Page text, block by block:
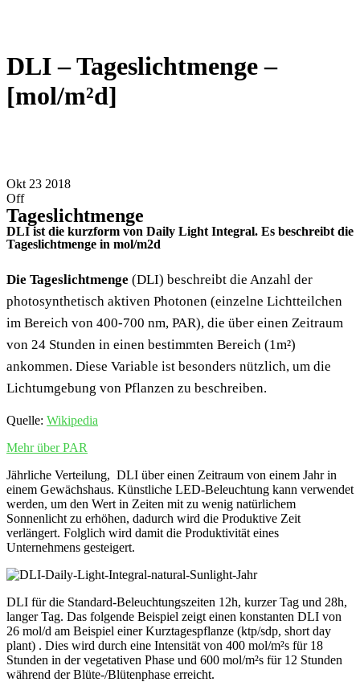
DLI – Tageslichtmenge –
[mol/m²d]
Okt 23 2018
Off
Tageslichtmenge
DLI ist die kurzform von Daily Light Integral. Es beschreibt die
Tageslichtmenge in mol/m2d
Die Tageslichtmenge (DLI) beschreibt die Anzahl der
photosynthetisch aktiven Photonen (einzelne Lichtteilchen
im Bereich von 400-700 nm, PAR), die über einen Zeitraum
von 24 Stunden in einen bestimmten Bereich (1m²)
ankommen. Diese Variable ist besonders nützlich, um die
Lichtumgebung von Pflanzen zu beschreiben.
Quelle: Wikipedia
Mehr über PAR
Jährliche Verteilung, DLI über einen Zeitraum von einem Jahr in
einem Gewächshaus. Künstliche LED-Beleuchtung kann verwendet
werden, um den Wert in Zeiten mit zu wenig natürlichem
Sonnenlicht zu erhöhen, dadurch wird die Produktive Zeit
verlängert. Folglich wird damit die Produktivität eines
Unternehmens gesteigert.
DLI für die Standard-Beleuchtungszeiten 12h, kurzer Tag und 28h,
langer Tag. Das folgende Beispiel zeigt einen konstanten DLI von
26 mol/d am Beispiel einer Kurztagespflanze (ktp/sdp, short day
plant) . Dies wird durch eine Intensität von 400 mol/m²s für 18
Stunden in der vegetativen Phase und 600 mol/m²s für 12 Stunden
während der Blüte-/Blütenphase erreicht.